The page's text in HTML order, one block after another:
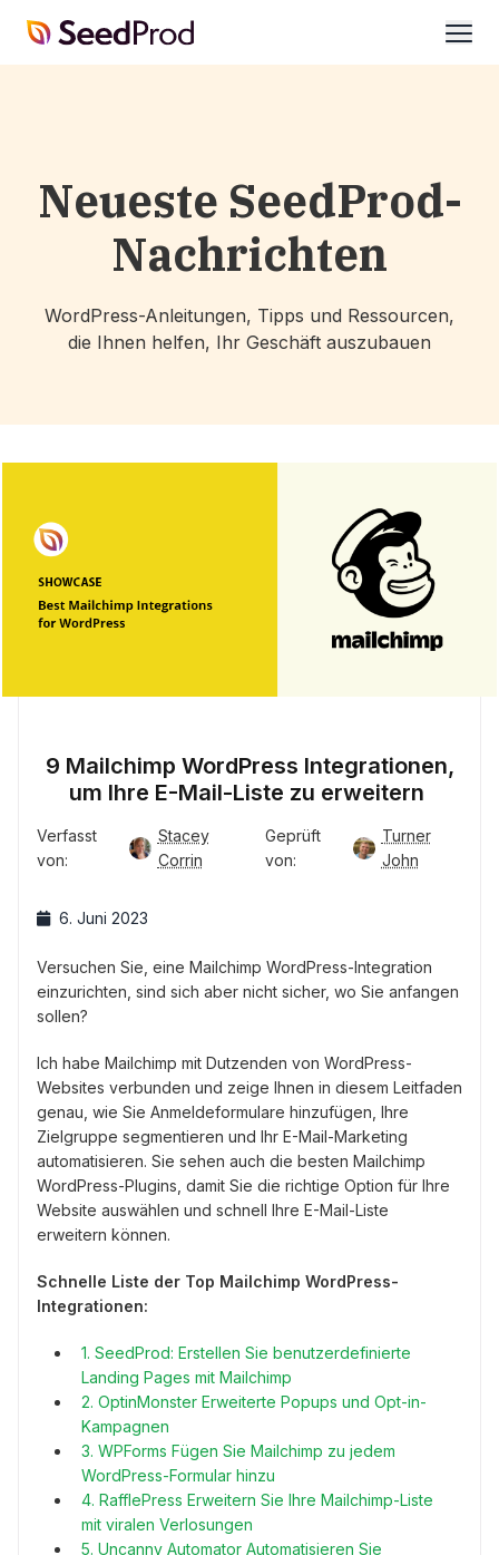
SeedProd
Neueste SeedProd-
Nachrichten
WordPress-Anleitungen, Tipps und Ressourcen,
die Ihnen helfen, Ihr Geschäft auszubauen
9 Mailchimp WordPress Integrationen,
um Ihre E-Mail-Liste zu erweitern
Verfasst
von:
Stacey
Corrin
Geprüft
von:
Turner
John
6. Juni 2023
Versuchen Sie, eine Mailchimp WordPress-Integration
einzurichten, sind sich aber nicht sicher, wo Sie anfangen
sollen?
Ich habe Mailchimp mit Dutzenden von WordPress-
Websites verbunden und zeige Ihnen in diesem Leitfaden
genau, wie Sie Anmeldeformulare hinzufügen, Ihre
Zielgruppe segmentieren und Ihr E-Mail-Marketing
automatisieren. Sie sehen auch die besten Mailchimp
WordPress-Plugins, damit Sie die richtige Option für Ihre
Website auswählen und schnell Ihre E-Mail-Liste
erweitern können.
Schnelle Liste der Top Mailchimp WordPress-
Integrationen:
1. SeedProd: Erstellen Sie benutzerdefinierte
Landing Pages mit Mailchimp
2. OptinMonster Erweiterte Popups und Opt-in-
Kampagnen
3. WPForms Fügen Sie Mailchimp zu jedem
WordPress-Formular hinzu
4. RafflePress Erweitern Sie Ihre Mailchimp-Liste
mit viralen Verlosungen
5. Uncanny Automator Automatisieren Sie